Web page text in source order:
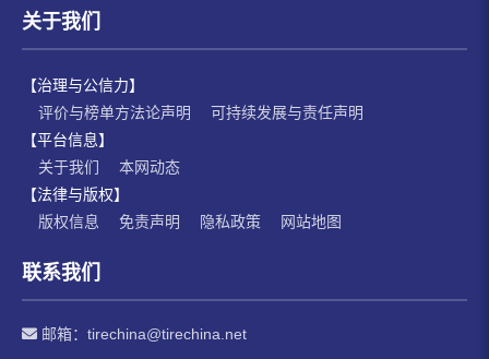
关于我们
【治理与公信力】
评价与榜单方法论声明
可持续发展与责任声明
【平台信息】
关于我们
本网动态
【法律与版权】
版权信息
免责声明 隐私政策 网站地图
联系我们
邮箱： tirechina@tirechina.net